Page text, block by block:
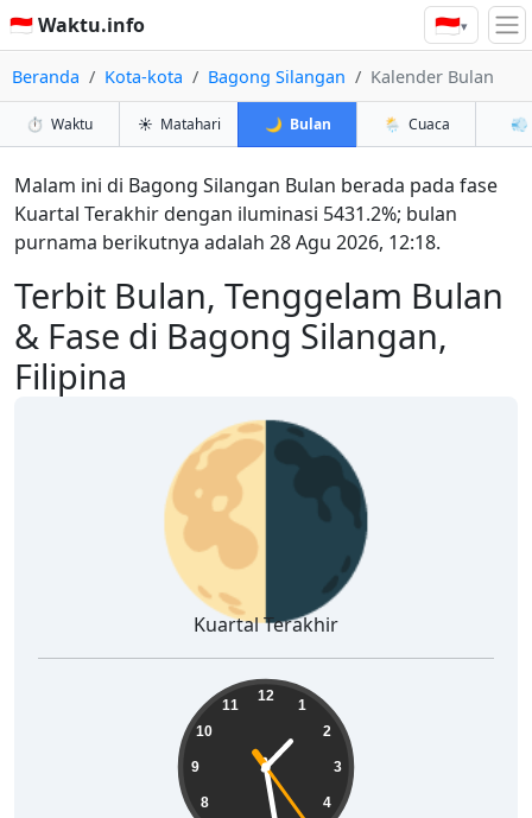
🇮🇩 Waktu.info 🇮🇩▾
Beranda Kota-kota Bagong Silangan Kalender Bulan
⏱️ Waktu ☀️ Matahari 🌙 Bulan 🌦️ Cuaca 💨
Terbit Bulan, Tenggelam Bulan
& Fase di Bagong Silangan,
Filipina
Malam ini di Bagong Silangan Bulan berada pada fase
Kuartal Terakhir dengan iluminasi 5431.2%; bulan
purnama berikutnya adalah 28 Agu 2026, 12:18.
🌗
Kuartal Terakhir
12
1
2
3
4
8
9
10
11